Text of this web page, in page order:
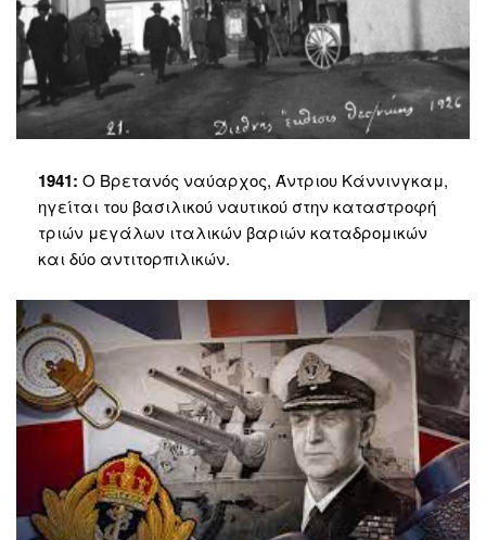
1941: Ο Βρετανός ναύαρχος, Άντριου Κάννινγκαμ,
ηγείται του βασιλικού ναυτικού στην καταστροφή
τριών μεγάλων ιταλικών βαριών καταδρομικών
και δύο αντιτορπιλικών.